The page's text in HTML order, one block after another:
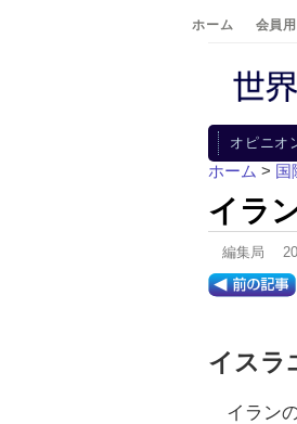
ホーム 会員
オピニオ
ホーム > 国
イラ
編集局
イスラ
イラン